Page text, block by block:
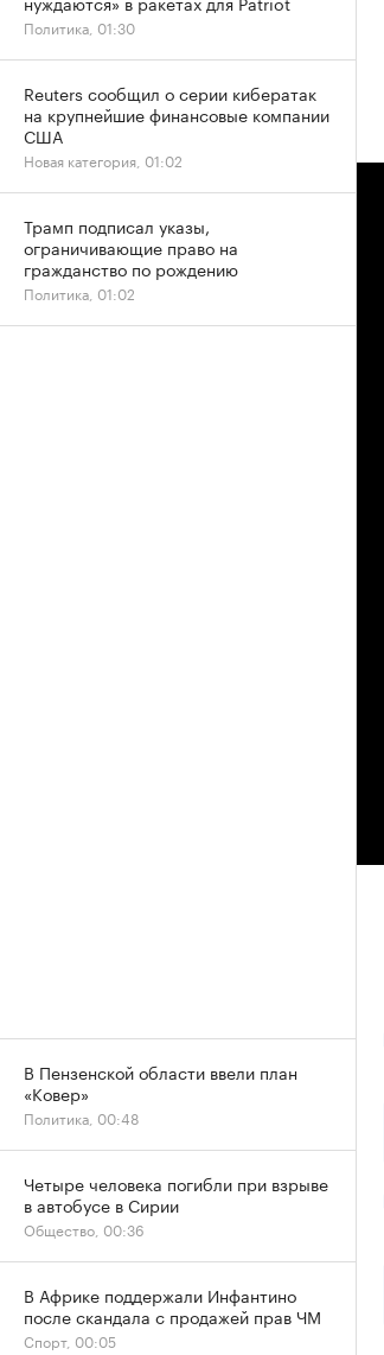
Политика, 01:30
Reuters сообщил о серии кибератак
на крупнейшие финансовые компании
США
Новая категория, 01:02
Трамп подписал указы,
ограничивающие право на
гражданство по рождению
Политика, 01:02
В Пензенской области ввели план
«Ковер»
Политика, 00:48
Четыре человека погибли при взрыве
в автобусе в Сирии
Общество, 00:36
В Африке поддержали Инфантино
после скандала с продажей прав ЧМ
Спорт, 00:05